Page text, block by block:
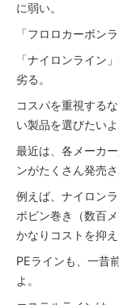
に弱い。
「フロロカーボン
「ナイロンライン
劣る。
コスパを重視する
い製品を選びたいよ
最近は、各メーカ
ンがたくさん発売さ
例えば、ナイロン
ボビン巻き（数百
かなりコストを抑え
PEラインも、一昔
よ。